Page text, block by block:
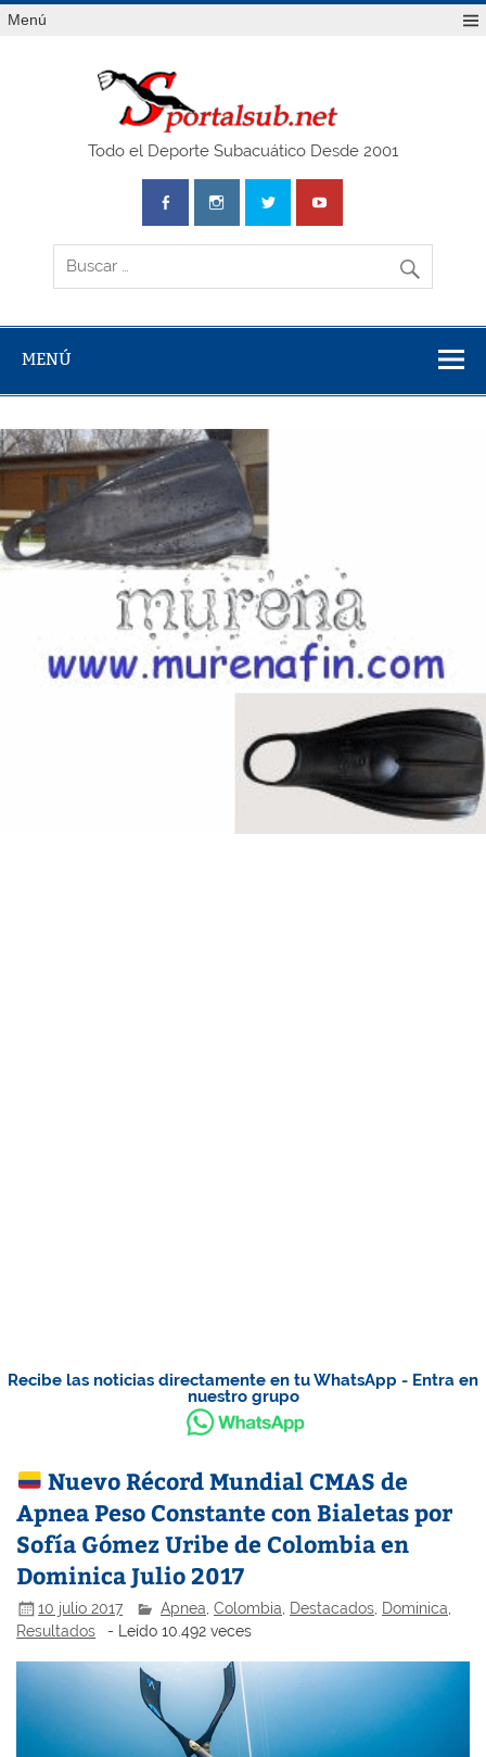
Saltar
alMenú
Todo el Deporte Subacuático Desde 2001
MENÚ
Recibe las noticias directamente en tu WhatsApp - Entra en
nuestro grupo
Nuevo Récord Mundial CMAS de
Apnea Peso Constante con Bialetas por
Sofía Gómez Uribe de Colombia en
Dominica Julio 2017
10 julio 2017 Apnea ,Colombia Destacados Dominica
Resultados
- Leído 10.492 veces